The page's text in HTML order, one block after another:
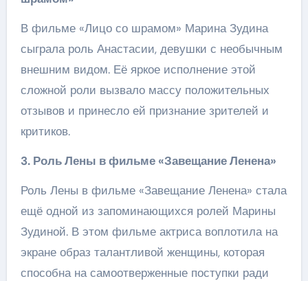
В фильме «Лицо со шрамом» Марина Зудина
сыграла роль Анастасии, девушки с необычным
внешним видом. Её яркое исполнение этой
сложной роли вызвало массу положительных
отзывов и принесло ей признание зрителей и
критиков.
3. Роль Лены в фильме «Завещание Ленена»
Роль Лены в фильме «Завещание Ленена» стала
ещё одной из запоминающихся ролей Марины
Зудиной. В этом фильме актриса воплотила на
экране образ талантливой женщины, которая
способна на самоотверженные поступки ради